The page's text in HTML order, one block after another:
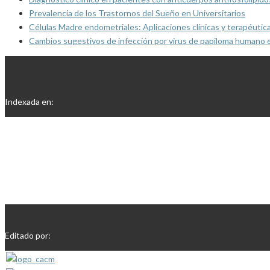
Prevalencia de los Trastornos del Sueño en Universitarios
Células Madre endometriales: Aplicaciones clínicas y
Cambios sugestivos de infección por virus de papiloma
Indexada en:
Editado por: